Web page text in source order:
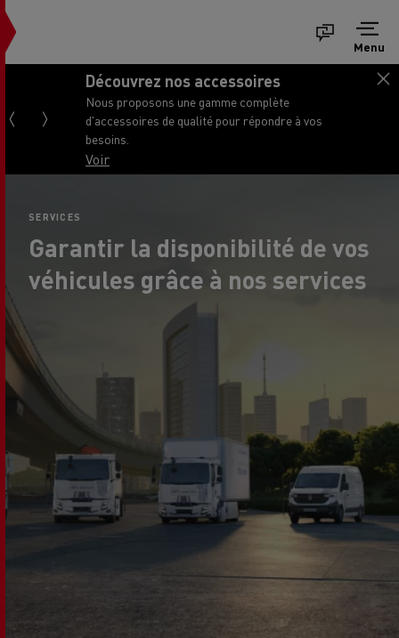
Menu
Découvrez nos accessoires
Nous proposons une gamme complète
d'accessoires de qualité pour répondre à vos
besoins.
Voir
SERVICES
Garantir la disponibilité de vos
véhicules grâce à nos services